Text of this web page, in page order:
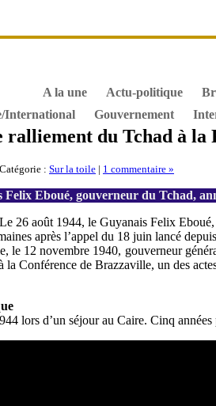
A la une Actu-politique
International Gouvernement
ralliement du Tchad à la
: Sur la toile | 1 commentaire »
Felix Eboué, gouverneur du Tchad,
26 août 1944, le Guyanais Felix
après l’appel du 18 juin lancé
le 12 novembre 1940, gouverneur
Conférence de Brazzaville, un des
lors d’un séjour au Caire. Cinq